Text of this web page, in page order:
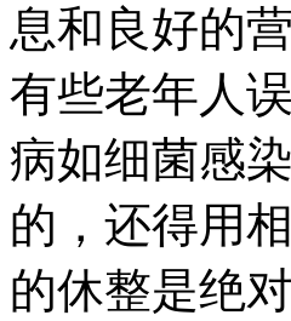
息和良好的
有些老年人
病如细菌感
的，还得用
的休整是绝